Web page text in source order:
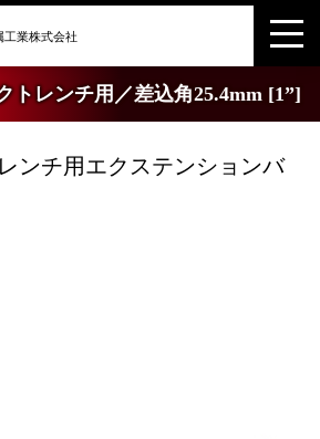
トレンチ用／差込角25.4mm [1”]
ンチ用エクステンションバ